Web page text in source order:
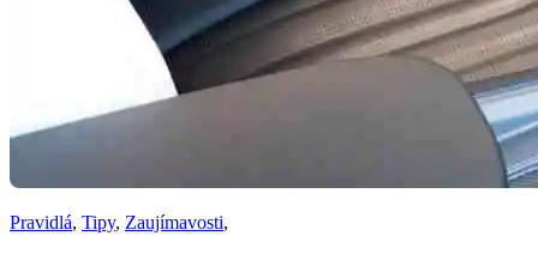
Pravidlá, Tipy, Zaujímavosti,